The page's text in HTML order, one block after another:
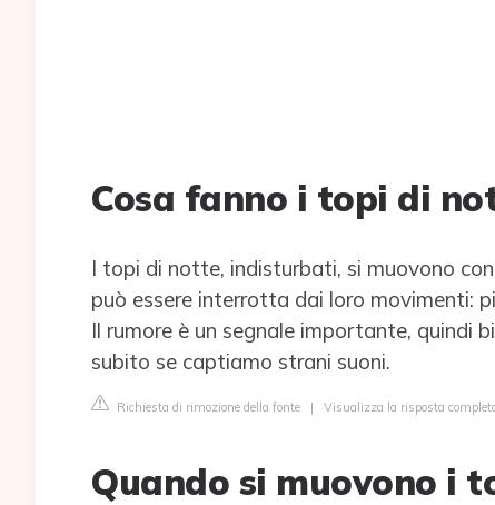
Cosa fanno i topi di
I topi di notte, indisturbati, si muovono
può essere interrotta dai loro movimenti:
Il rumore è un segnale importante, quindi
subito se captiamo strani suoni.
Richiesta di rimozione della fonte | Visualizza la risposta
Quando si muovono i